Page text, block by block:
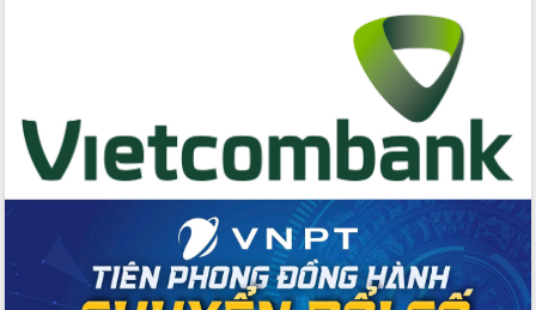
không gian tri thức trong thời đại số
Đánh giá, rút kinh nghiệm công tác tổ
chức diễn tập trước ngày bầu cử
Chương trình “Gặp gỡ hữu nghị –
Friendship Meeting New Year 2026”
Bầu cử Quốc hội và HĐND: Cử tri Đắk
Lắk gửi gắm niềm tin, kỳ vọng vào lá
phiếu